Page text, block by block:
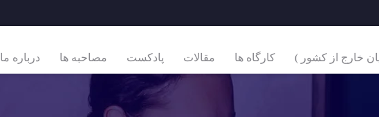
خارج از کشور ) کارگاه ها مقالات پادکست مصاحبه ها درباره ما